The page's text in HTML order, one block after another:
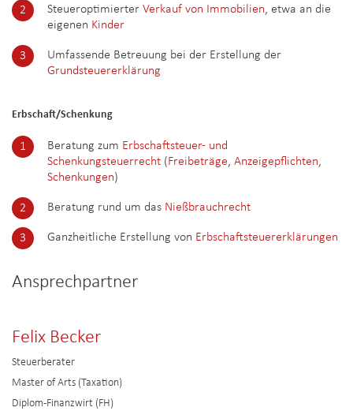
Steueroptimierter Verkauf von Immobilien, etwa an die
eigenen Kinder
Umfassende Betreuung bei der Erstellung der
Grundsteuererklärung
Erbschaft/Schenkung
Beratung zum Erbschaftsteuer- und
Schenkungsteuerrecht (Freibeträge, Anzeigepflichten,
Schenkungen)
Beratung rund um das Nießbrauchrecht
Ganzheitliche Erstellung von Erbschaftsteuererklärungen
Ansprechpartner
Felix Becker
Steuerberater
Master of Arts (Taxation)
Diplom-Finanzwirt (FH)